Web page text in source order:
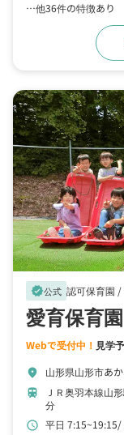
…他36件の特徴あり
verified公式 認可保育園 /
愛育保育園
Webで受付中！ 見学
location_on 山形県山形市あ
train ＪＲ奥羽本線山
分
schedule 平日 7:15~19:15